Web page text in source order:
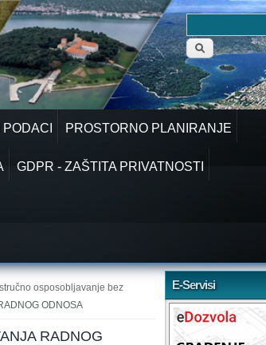
PROSTORNO PLANIRANJE
GDPR - ZAŠTITA PRIVATNOSTI
osposobljavanje bez
ODNOSA
RADNOG
E-Servisi